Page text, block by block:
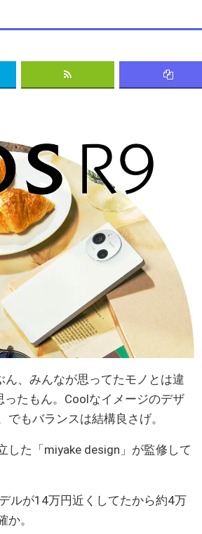
ん、みんなが思ってたモノとは違
ったもん。Coolなイメージのデザ
もバランスは結構良さげ。
した「miyake design」が監修して
ルが14万円近くしてたから約4万
。